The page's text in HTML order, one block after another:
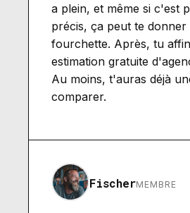
a plein, et même si c'est
précis, ça peut te donner
fourchette. Après, tu
estimation gratuite
Au moins, t'auras déjà
comparer.
FischerMEMBRE